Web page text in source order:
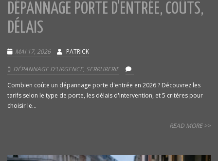
DÉPANNAGE PORTE D’ENTRÉE, COÛTS,
DÉLAIS
MAI 17, 2026 PATRICK
DÉPANNAGE D'URGENCE, SERRURERIE
Combien coûte un dépannage porte d'entrée en 2026 ? Découvrez les
tarifs selon le type de porte, les délais d'intervention, et 5 critères pour
choisir le...
READ MORE >>